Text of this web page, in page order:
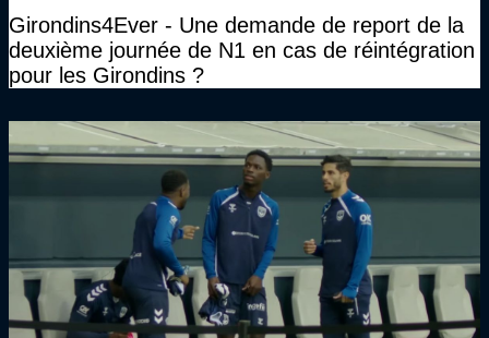
Girondins4Ever - Une demande de report de la
deuxième journée de N1 en cas de réintégration
pour les Girondins ?